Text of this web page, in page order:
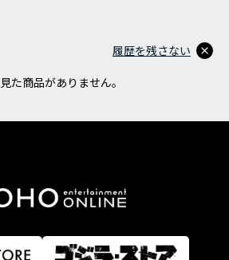
た商品がありません。
履歴を残さない